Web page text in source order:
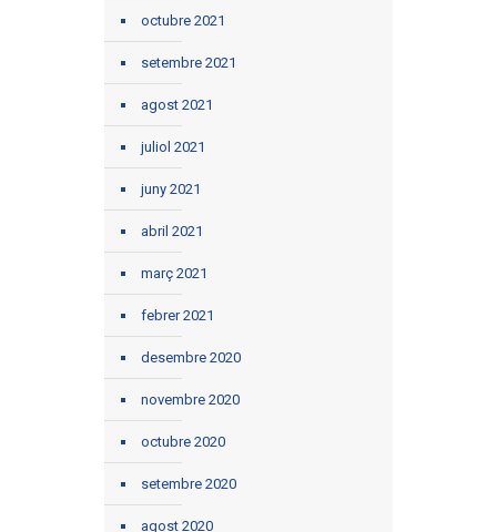
octubre 2021
setembre 2021
agost 2021
juliol 2021
juny 2021
abril 2021
març 2021
febrer 2021
desembre 2020
novembre 2020
octubre 2020
setembre 2020
agost 2020